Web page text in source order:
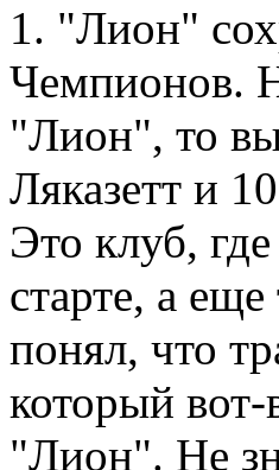
1. "Лион"
Чемпионов.
"Лион", то
Ляказетт и
Это клуб,
старте, а
понял, что
который
"Лион". Не